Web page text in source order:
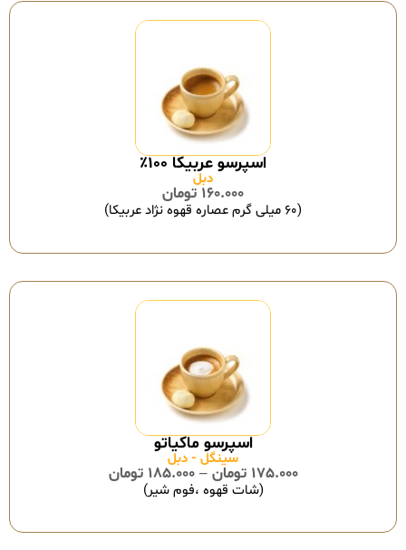
اسپرسو عربیکا ۱۰۰٪
دبل
160.000 تومان
(۶۰ میلی گرم عصاره قهوه نژاد عربیکا)
‎اسپرسو ماکیاتو
سینگل - دبل
175.000 تومان –
185.000 تومان
(شات قهوه ،فوم شیر)